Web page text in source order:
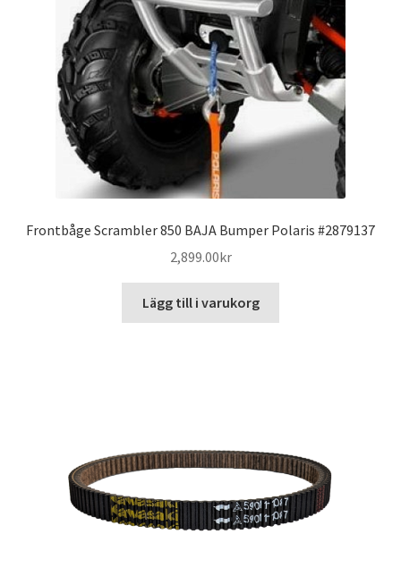
Frontbåge Scrambler 850 BAJA Bumper Polaris #2879137
2,899.00kr
Lägg till i varukorg